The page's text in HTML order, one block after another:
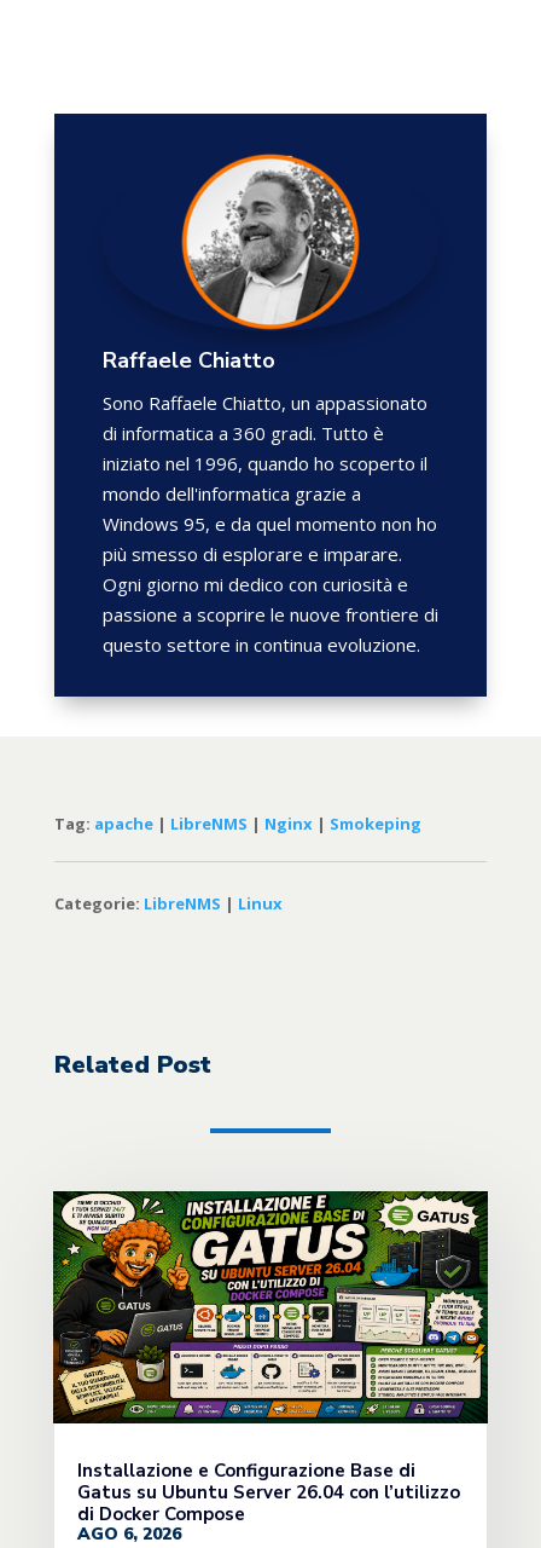
Raffaele Chiatto
Sono Raffaele Chiatto, un appassionato
di informatica a 360 gradi. Tutto è
iniziato nel 1996, quando ho scoperto il
mondo dell'informatica grazie a
Windows 95, e da quel momento non ho
più smesso di esplorare e imparare.
Ogni giorno mi dedico con curiosità e
passione a scoprire le nuove frontiere di
questo settore in continua evoluzione.
Tag: apache| LibreNMS | Nginx | Smokeping
Categorie: LibreNMS | Linux
Related Post
Installazione e Configurazione Base di
Gatus su Ubuntu Server 26.04 con l’utilizzo
di Docker Compose
AGO 6, 2026